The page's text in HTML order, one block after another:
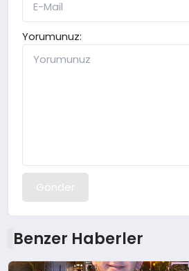
Yorumunuz:
Gönder
Benzer Haberler